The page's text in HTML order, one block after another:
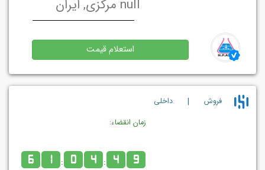
null مرکزی, ایران
استعلام قیمت
فروش | داخلي
زمان انقضاء:
6 1 : 0 4 : 4 9